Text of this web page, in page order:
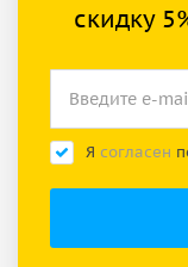
скидку
Я согласен